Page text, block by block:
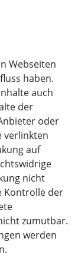
Webseiten
haben.
auch
der
oder
verlinkten
auf
nicht
Kontrolle der
zumutbar.
werden